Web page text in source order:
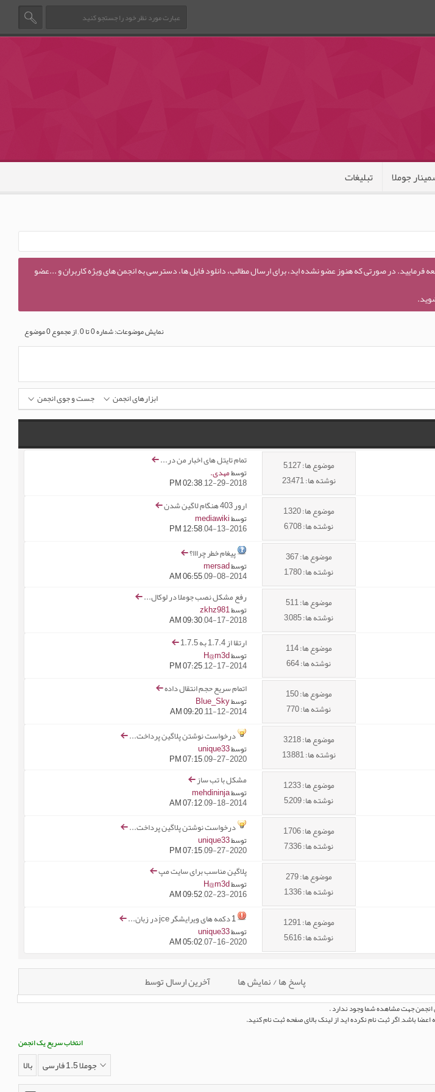
جوملا تبلیغات
فرمایید. در صورتی که هنوز عضو نشده اید، برای ارسال مطالب، دانلود فایل ها، دسترسی به انجمن های ویژه کاربران و ...عضو
نمایش موضوعات: شماره 0 تا 0 , از مجموع ‍0 موضوع
ابزارهای انجمن جست و جوی انجمن
موضوع ها: 5,127
نوشته ها: 23,471
تمام تایتل های اخبار من در...
توسطمهدی.
12-29-2018,
02:38 PM
موضوع ها: 1,320
نوشته ها: 6,708
ارور 403 هنگام لاگین شدن
توسطmediawiki
04-13-2016,
12:58 PM
موضوع ها: 367
نوشته ها: 1,780
پیغام خطر چرااا؟
توسطmersad
09-08-2014,
06:55 AM
موضوع ها: 511
نوشته ها: 3,085
رفع مشکل نصب جوملا در لوکال...
توسطzkhz981
04-17-2018,
09:30 AM
موضوع ها: 114
نوشته ها: 664
ارتقا از 1.7.4 به 1.7.5
توسطH@m3d
12-17-2014,
07:25 PM
موضوع ها: 150
نوشته ها: 770
اتمام سریع حجم انتقال داده
توسطBlue_Sky
11-12-2014,
09:20 AM
موضوع ها: 3,218
نوشته ها: 13,881
درخواست نوشتن پلاگین پرداخت...
توسطunique33
09-27-2020,
07:15 PM
موضوع ها: 1,233
نوشته ها: 5,209
مشکل با تب ساز
توسطmehdininja
09-18-2014,
07:12 AM
موضوع ها: 1,706
نوشته ها: 7,336
درخواست نوشتن پلاگین پرداخت...
توسطunique33
09-27-2020,
07:15 PM
موضوع ها: 279
نوشته ها: 1,336
پلاگین مناسب برای سایت مپ
توسطH@m3d
02-23-2016,
09:52 AM
موضوع ها: 1,291
نوشته ها: 5,616
1 دکمه های ویرایشگر jce در زبان...
توسطunique33
07-16-2020,
05:02 AM
پاسخ ها/نمایش ها آخرین ارسال توسط
جهت مشاهده شما وجود ندارد .
اعضا باشد,اگر ثبت نام نکرده اید از لینک بالای صفحه ثبت نام کنید.
انتخاب سریع یک انجمن
جوملا 1.5 فارسی بالا